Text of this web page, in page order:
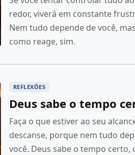
redor, viverá em constante
Nem tudo depende de você,
como reage, sim.
REFLEXÕES
Deus sabe o tempo
Faça o que estiver ao seu
descanse, porque nem tudo
você. Deus sabe o tempo certo,